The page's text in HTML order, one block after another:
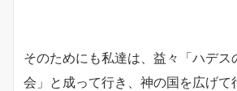
そのためにも私達は、益々「ハデス
会」と成って行き、神の国を広げて